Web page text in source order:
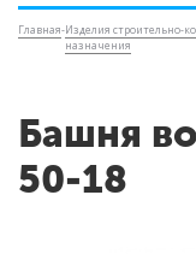
Главная-Изделия строительно-
назначения
Башня
50-18